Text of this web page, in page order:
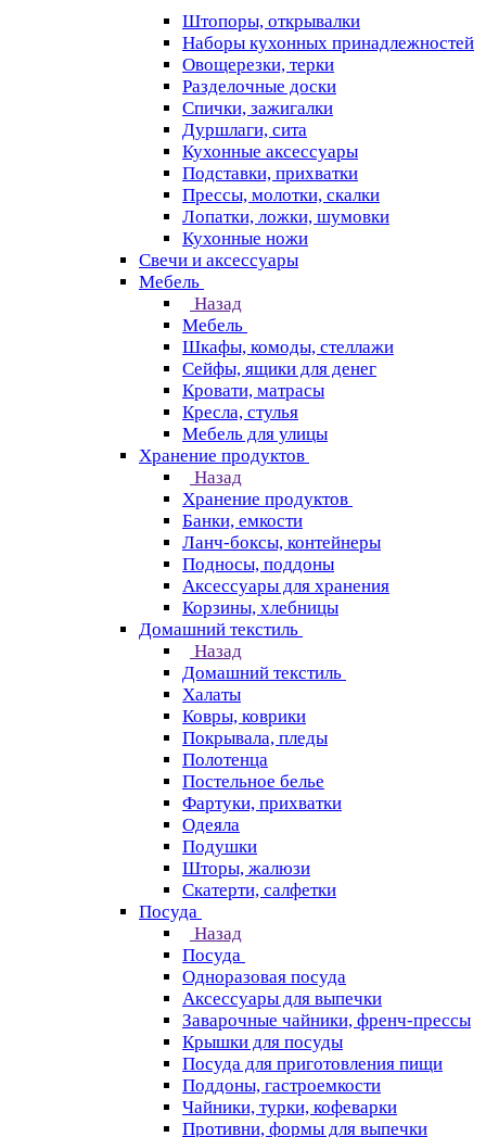
Штопоры, открывалки
Наборы кухонных принадлежностей
Овощерезки, терки
Разделочные доски
Спички, зажигалки
Дуршлаги, сита
Кухонные аксессуары
Подставки, прихватки
Прессы, молотки, скалки
Лопатки, ложки, шумовки
Кухонные ножи
Свечи и аксессуары
Мебель
Назад
Мебель
Шкафы, комоды, стеллажи
Сейфы, ящики для денег
Кровати, матрасы
Кресла, стулья
Мебель для улицы
Хранение продуктов
Назад
Хранение продуктов
Банки, емкости
Ланч-боксы, контейнеры
Подносы, поддоны
Аксессуары для хранения
Корзины, хлебницы
Домашний текстиль
Назад
Домашний текстиль
Халаты
Ковры, коврики
Покрывала, пледы
Полотенца
Постельное белье
Фартуки, прихватки
Одеяла
Подушки
Шторы, жалюзи
Скатерти, салфетки
Посуда
Назад
Посуда
Одноразовая посуда
Аксессуары для выпечки
Заварочные чайники, френч-прессы
Крышки для посуды
Посуда для приготовления пищи
Поддоны, гастроемкости
Чайники, турки, кофеварки
Противни, формы для выпечки